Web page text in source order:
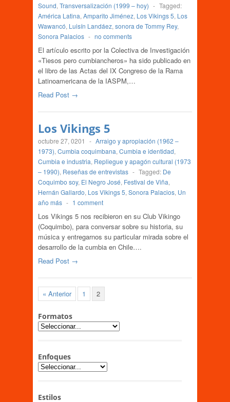
Sound, Transversalización (1999 – hoy) - Tagged:
América Latina, Amparito Jiménez, Los Vikings 5, Los
Wawancó, Luisín Landáez, sonora de Tommy Rey,
Sonora Palacios - no comments
El artículo escrito por la Colectiva de Investigación
«Tiesos pero cumbiancheros» ha sido publicado en
el libro de las Actas del IX Congreso de la Rama
Latinoamericana de la IASPM,…
Read Post →
Los Vikings 5
octubre 27, 0201 - Arraigo y apropiación (1962 –
1973), Cumbia coquimbana, Cumbia e identidad,
Cumbia e industria, Repliegue y apagón cultural (1973
– 1990), Reseñas de entrevistas - Tagged: De
Coquimbo soy, El Negro José, Festival de Viña,
Hernán Gallardo, Los Vikings 5, Sonora Palacios, Un
año más - 1 comment
Los Vikings 5 nos recibieron en su Club Vikingo
(Coquimbo), para conversar sobre su historia, su
música y entregarnos su particular mirada sobre el
desarrollo de la cumbia en Chile….
Read Post →
« Anterior 1 2
Formatos
Enfoques
Estilos